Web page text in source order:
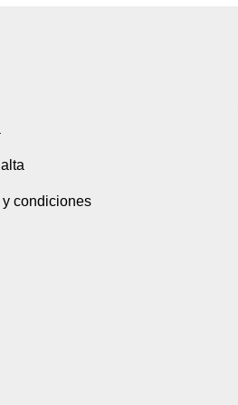
condiciones